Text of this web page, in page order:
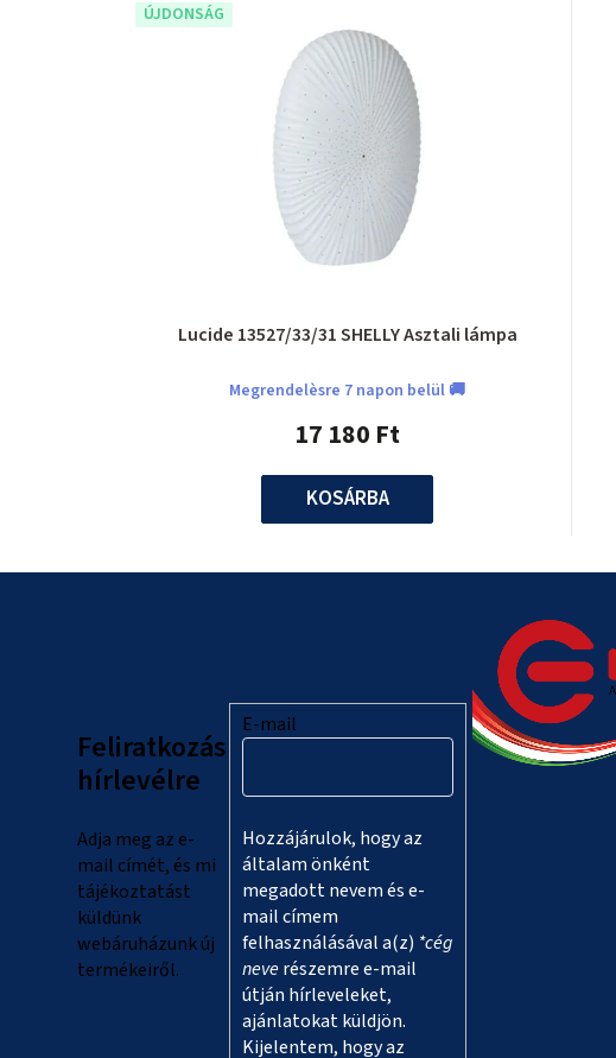
ÚJDONSÁG
Lucide 13527/33/31 SHELLY Asztali lámpa
Megrendelèsre 7 napon belül 🚚
17 180 Ft
KOSÁRBA
Feliratkozás
hírlevélre
Adja meg az e-
mail címét, és mi
tájékoztatást
küldünk
webáruházunk új
termékeiről.
E-mail
Hozzájárulok, hogy az
általam önként
megadott nevem és e-
mail címem
felhasználásával a(z) *cég
neverészemre e-mail
útján hírleveleket,
ajánlatokat küldjön.
Kijelentem, hogy az